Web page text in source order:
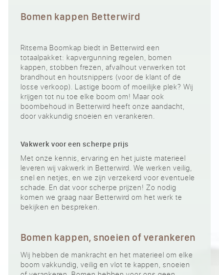
Bomen kappen Betterwird
Ritsema Boomkap biedt in Betterwird een
totaalpakket: kapvergunning regelen, bomen
kappen, stobben frezen, afvalhout verwerken tot
brandhout en houtsnippers (voor de klant of de
losse verkoop). Lastige boom of moeilijke plek? Wij
krijgen tot nu toe elke boom om! Maar ook
boombehoud in Betterwird heeft onze aandacht,
door vakkundig snoeien en verankeren.
Vakwerk voor een scherpe prijs
Met onze kennis, ervaring en het juiste materieel
leveren wij vakwerk in Betterwird. We werken veilig,
snel en netjes, en we zijn verzekerd voor eventuele
schade. En dat voor scherpe prijzen! Zo nodig
komen we graag naar Betterwird om het werk te
bekijken en bespreken.
Bomen kappen, snoeien of verankeren
Wij hebben de mankracht en het materieel om elke
boom vakkundig, veilig en vlot te kappen, snoeien